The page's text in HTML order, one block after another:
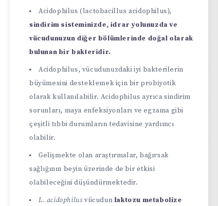
Acidophilus (lactobacillus acidophilus),
sindirim sisteminizde, idrar yolunuzda ve
vücudunuzun diğer bölümlerinde doğal olarak
bulunan bir bakteridir.
Acidophilus, vücudunuzdaki iyi bakterilerin
büyümesini desteklemek için bir probiyotik
olarak kullanılabilir. Acidophilus ayrıca sindirim
sorunları, maya enfeksiyonları ve egzama gibi
çeşitli tıbbi durumların tedavisine yardımcı
olabilir.
Gelişmekte olan araştırmalar, bağırsak
sağlığının beyin üzerinde de bir etkisi
olabileceğini düşündürmektedir.
L. acidophilus vücudun laktozu metabolize